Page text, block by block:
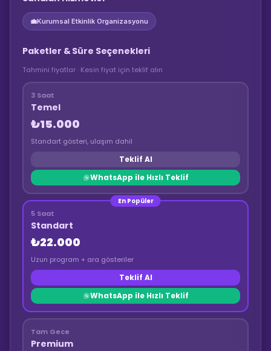
💼Kurumsal Etkinlik Organizasyonu
Paketler & Süre Seçenekleri
Tahmini fiyatlar · Kesin fiyat için teklif alın
3 Saat
Temel
₺15.000
Standart gösteri, ulaşım dahil
Teklif Al
WhatsApp ile Hızlı Teklif
En Popüler
5 Saat
Standart
₺22.000
Uzun program + ara gösteriler
Teklif Al
WhatsApp ile Hızlı Teklif
Tam Gece
Premium